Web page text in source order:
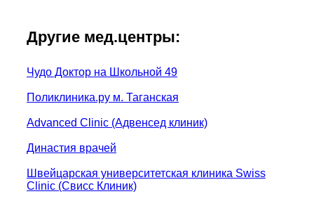
Другие мед.центры:
Чудо Доктор на Школьной 49
Поликлиника.ру м. Таганская
Advanced Clinic (Адвенсед клиник)
Династия врачей
Швейцарская университетская клиника Swiss
Clinic (Свисс Клиник)